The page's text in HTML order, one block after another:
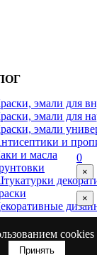
cookies
Принять
эмали для
эмали для
эмали
и
и масла
0
×
×